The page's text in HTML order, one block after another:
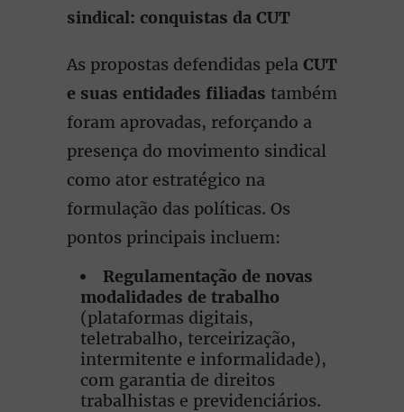
sindical: conquistas da CUT
As propostas defendidas pela CUT
e suas entidades filiadas também
foram aprovadas, reforçando a
presença do movimento sindical
como ator estratégico na
formulação das políticas. Os
pontos principais incluem:
Regulamentação de novas
modalidades de trabalho
(plataformas digitais,
teletrabalho, terceirização,
intermitente e informalidade),
com garantia de direitos
trabalhistas e previdenciários.